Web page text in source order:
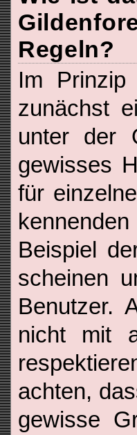
Regeln?
Im
zunächst
unter der
gewisses
für
Beispiel
scheinen
Benutzer.
nicht mit
achten,
gewisse